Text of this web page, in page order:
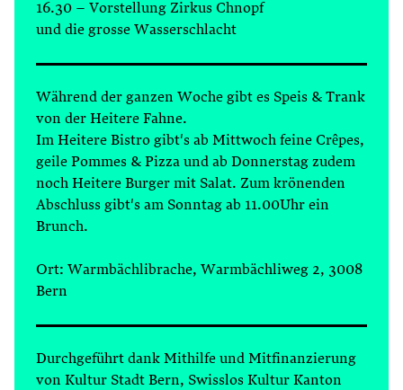
16.30 – Vorstellung Zirkus Chnopf
und die grosse Wasserschlacht
Während der ganzen Woche gibt es Speis & Trank
von der Heitere Fahne.
Im Heitere Bistro gibt's ab Mittwoch feine Crêpes,
geile Pommes & Pizza und ab Donnerstag zudem
noch Heitere Burger mit Salat. Zum krönenden
Abschluss gibt's am Sonntag ab 11.00Uhr ein
Brunch.
Ort: Warmbächlibrache, Warmbächliweg 2, 3008
Bern
Durchgeführt dank Mithilfe und Mitfinanzierung
von Kultur Stadt Bern, Swisslos Kultur Kanton